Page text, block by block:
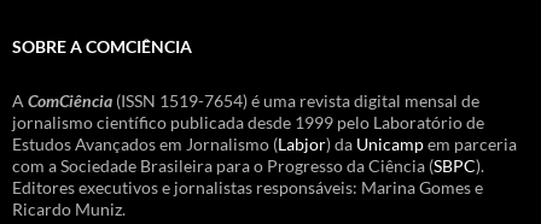
SOBRE A COMCIÊNCIA
A ComCiência (ISSN 1519-7654) é uma revista digital mensal de
jornalismo científico publicada desde 1999 pelo Laboratório de
Estudos Avançados em Jornalismo (Labjor) da Unicampem parceria
com a Sociedade Brasileira para o Progresso da Ciência (SBPC).
Editores executivos e jornalistas responsáveis: Marina Gomes e
Ricardo Muniz.